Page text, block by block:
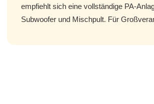
empfiehlt sich eine vollständige PA-
Subwoofer und Mischpult. Für